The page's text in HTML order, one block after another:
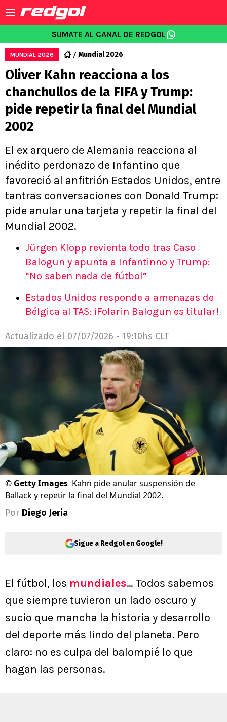
SUMATE AL CANAL DE REDGOL
MUNDIAL 2026 Mundial 2026
Oliver Kahn reacciona a los
chanchullos de la FIFA y Trump:
pide repetir la final del Mundial
2002
El ex arquero de Alemania reacciona al
inédito perdonazo de Infantino que
favoreció al anfitrión Estados Unidos, entre
tantras conversaciones con Donald Trump:
pide anular una tarjeta y repetir la final del
Mundial 2002.
Jürgen Klopp revienta todo tras Caso
Balogun y apunta a Infantinno y Trump:
“No saben nada de fútbol”
Estados Unidos responde a amenazas de
Bélgica al TAS: ¡Folarin Balogun es titular!
Actualizado el 07/07/2026 - 19:10hs CLT
© Getty Images Kahn pide anular suspensión de
Ballack y repetir la final del Mundial 2002.
Por Diego Jeria
Sigue a Redgol en Google!
El fútbol, los mundiales… Todos sabemos
que siempre tuvieron un lado oscuro y
sucio que mancha la historia y desarrollo
del deporte más lindo del planeta. Pero
claro: no es culpa del balompié lo que
hagan las personas.